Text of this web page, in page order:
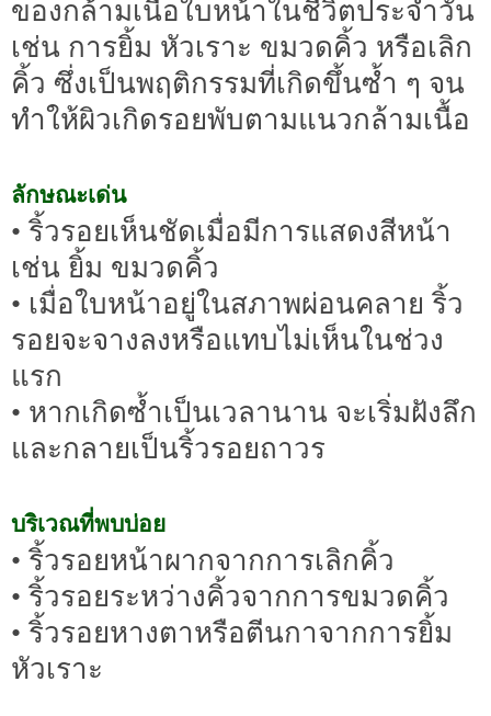
ของกล้ามเนื้อใบหน้าในชีวิตประจำวัน
เช่น การยิ้ม หัวเราะ ขมวดคิ้ว หรือเลิก
คิ้ว ซึ่งเป็นพฤติกรรมที่เกิดขึ้นซ้ำ ๆ จน
ทำให้ผิวเกิดรอยพับตามแนวกล้ามเนื้อ
ลักษณะเด่น
• ริ้วรอยเห็นชัดเมื่อมีการแสดงสีหน้า
เช่น ยิ้ม ขมวดคิ้ว
• เมื่อใบหน้าอยู่ในสภาพผ่อนคลาย ริ้ว
รอยจะจางลงหรือแทบไม่เห็นในช่วง
แรก
• หากเกิดซ้ำเป็นเวลานาน จะเริ่มฝังลึก
และกลายเป็นริ้วรอยถาวร
บริเวณที่พบบ่อย
• ริ้วรอยหน้าผากจากการเลิกคิ้ว
• ริ้วรอยระหว่างคิ้วจากการขมวดคิ้ว
• ริ้วรอยหางตาหรือตีนกาจากการยิ้ม
หัวเราะ